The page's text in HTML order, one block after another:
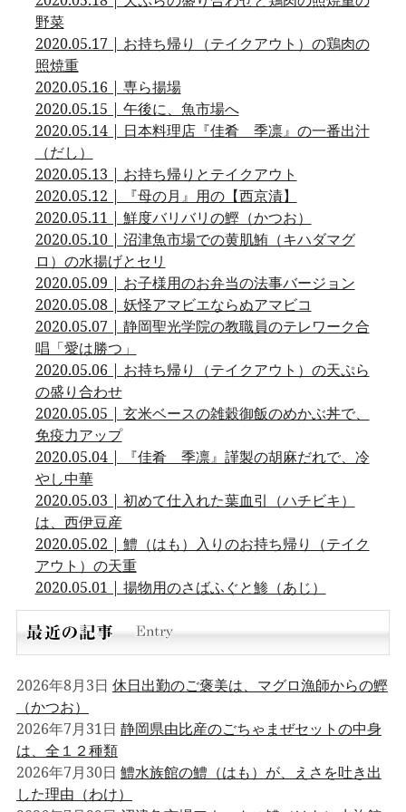
野菜
2020.05.17 | お持ち帰り（テイクアウト）の鶏肉の
照焼重
2020.05.16 | 専ら揚場
2020.05.15 | 午後に、魚市場へ
2020.05.14 | 日本料理店『佳肴 季凛』の一番出汁
（だし）
2020.05.13 | お持ち帰りとテイクアウト
2020.05.12 | 『母の月』用の【西京漬】
2020.05.11 | 鮮度バリバリの鰹（かつお）
2020.05.10 | 沼津魚市場での黄肌鮪（キハダマグ
ロ）の水揚げとセリ
2020.05.09 | お子様用のお弁当の法事バージョン
2020.05.08 | 妖怪アマビエならぬアマビコ
2020.05.07 | 静岡聖光学院の教職員のテレワーク合
唱「愛は勝つ」
2020.05.06 | お持ち帰り（テイクアウト）の天ぷら
の盛り合わせ
2020.05.05 | 玄米ベースの雑穀御飯のめかぶ丼で、
免疫力アップ
2020.05.04 | 『佳肴 季凛』謹製の胡麻だれで、冷
やし中華
2020.05.03 | 初めて仕入れた葉血引（ハチビキ）
は、西伊豆産
2020.05.02 | 鱧（はも）入りのお持ち帰り（テイク
アウト）の天重
2020.05.01 | 揚物用のさばふぐと鯵（あじ）
2026年8月3日 休日出勤のご褒美は、マグロ漁師からの鰹
（かつお）
2026年7月31日 静岡県由比産のごちゃまぜセットの中身
は、全１２種類
2026年7月30日 鱧水族館の鱧（はも）が、えさを吐き出
した理由（わけ）